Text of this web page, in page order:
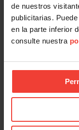
de nuestros
publicitarias.
en la parte inferior
consulte nuestra